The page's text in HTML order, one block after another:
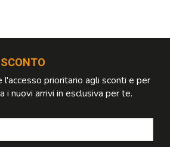
prioritario agli sconti e per
i nuovi arrivi in esclusiva per te.